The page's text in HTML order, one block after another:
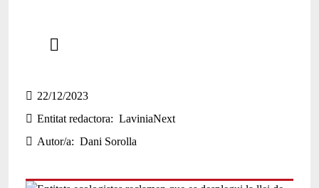
22/12/2023
Entitat redactora
LaviniaNext
Autor/a
Dani Sorolla